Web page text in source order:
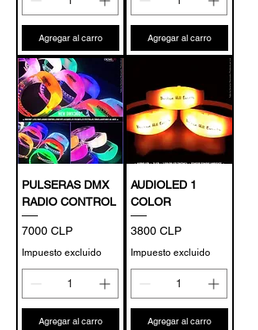
Agregar al carro Agregar al carro
PULSERAS DMX
RADIO CONTROL
Precio
7000 CLP
Impuesto excluido
Agregar al carro
AUDIOLED 1
COLOR
Precio
3800 CLP
Impuesto excluido
Agregar al carro